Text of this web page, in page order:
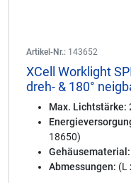
Artikel-Nr.: 143652
XCell Worklight
dreh- & 180°
Max. Lichtstärke:
18650)
Gehäusematerial:
Abmessungen: (L